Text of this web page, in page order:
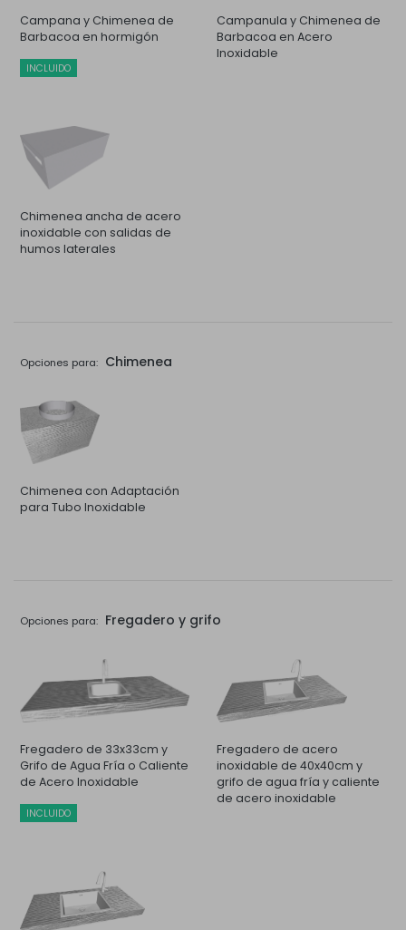
Campana y Chimenea de
Barbacoa en hormigón
INCLUIDO
Campanula y Chimenea de
Barbacoa en Acero
Inoxidable
Chimenea ancha de acero
inoxidable con salidas de
humos laterales
Opciones para: Chimenea
Chimenea con Adaptación
para Tubo Inoxidable
Opciones para: Fregadero y grifo
Fregadero de 33x33cm y
Grifo de Agua Fría o Caliente
de Acero Inoxidable
INCLUIDO
Fregadero de acero
inoxidable de 40x40cm y
grifo de agua fría y caliente
de acero inoxidable